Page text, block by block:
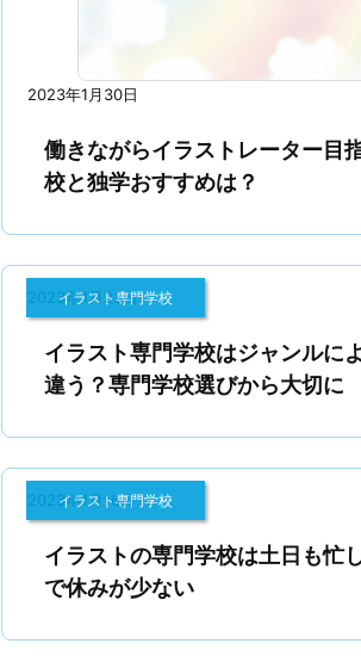
2023年1月30日
働きながらイラストレーター目
校と独学おすすめは？
2023年1月23日
イラスト専門学校
イラスト専門学校はジャンルに
違う？専門学校選びから大切に
2023年1月16日
イラスト専門学校
イラストの専門学校は土日も忙
で休みが少ない